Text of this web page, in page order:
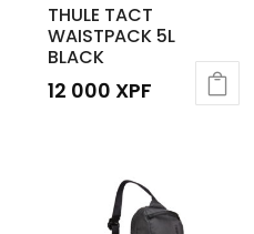
THULE TACT
WAISTPACK 5L
BLACK
12 000 XPF